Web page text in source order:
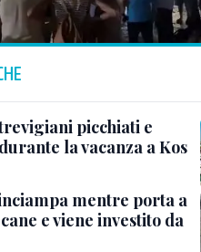
picchiati e
la vacanza a Kos
mentre porta a
e viene investito da